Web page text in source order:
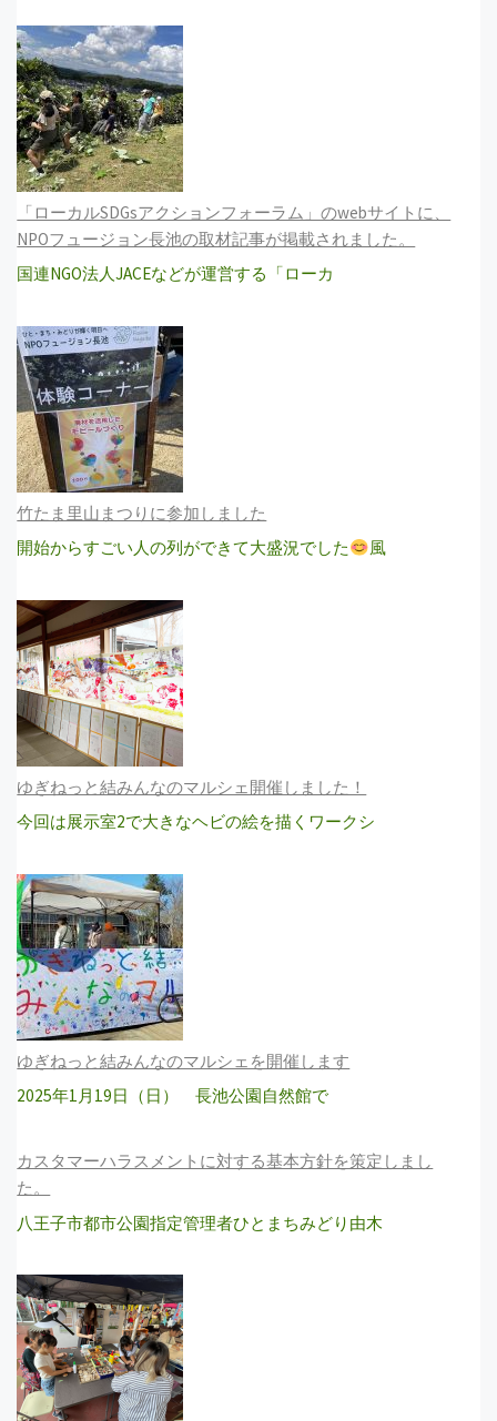
「ローカルSDGsアクションフォーラム」のwebサイトに、
NPOフュージョン長池の取材記事が掲載されました。
国連NGO法人JACEなどが運営する「ローカ
竹たま里山まつりに参加しました
開始からすごい人の列ができて大盛況でした
風
ゆぎねっと結みんなのマルシェ開催しました！
今回は展示室2で大きなヘビの絵を描くワークシ
ゆぎねっと結みんなのマルシェを開催します
2025年1月19日（日） 長池公園自然館で
カスタマーハラスメントに対する基本方針を策定しまし
た。
八王子市都市公園指定管理者ひとまちみどり由木